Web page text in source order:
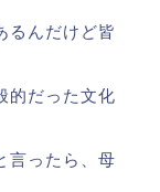
るんだけど皆
的だった文化
言ったら、母